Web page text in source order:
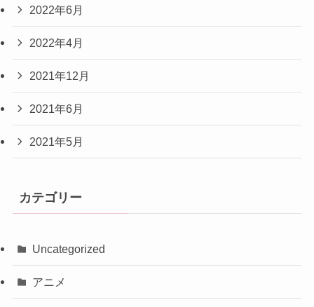
2022年6月
2022年4月
2021年12月
2021年6月
2021年5月
カテゴリー
Uncategorized
アニメ